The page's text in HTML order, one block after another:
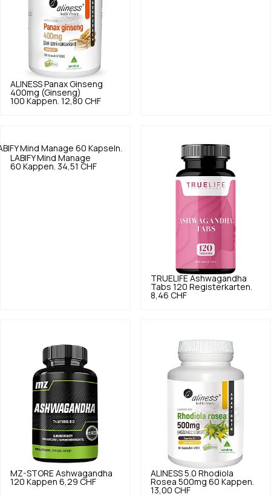
ALINESS Panax Ginseng
400mg (Ginseng)
100 Kappen. 12,80 CHF
LABIFY Mind Manage
60 Kappen. 34,51 CHF
TRUELIFE Ashwagandha
Tabs 120 Registerkarten.
8,46 CHF
MZ-STORE Ashwagandha
120 Kappen 6,29 CHF
ALINESS 5.0 Rhodiola
Rosea 500mg 60 Kappen.
13,00 CHF